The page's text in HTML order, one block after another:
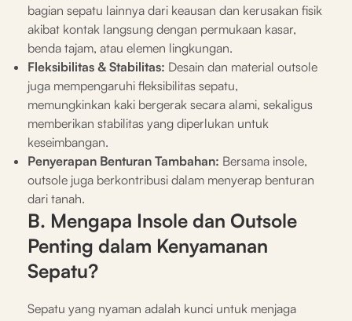
bagian sepatu lainnya dari keausan dan kerusakan fisik
akibat kontak langsung dengan permukaan kasar,
benda tajam, atau elemen lingkungan.
Fleksibilitas & Stabilitas: Desain dan material outsole
juga mempengaruhi fleksibilitas sepatu,
memungkinkan kaki bergerak secara alami, sekaligus
memberikan stabilitas yang diperlukan untuk
keseimbangan.
Penyerapan Benturan Tambahan: Bersama insole,
outsole juga berkontribusi dalam menyerap benturan
dari tanah.
B. Mengapa Insole dan Outsole
Penting dalam Kenyamanan
Sepatu?
Sepatu yang nyaman adalah kunci untuk menjaga